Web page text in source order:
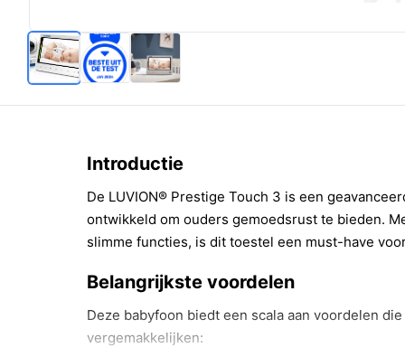
Introductie
De LUVION® Prestige Touch 3 is een
ontwikkeld om ouders gemoedsrust te bieden.
slimme functies, is dit toestel een must-have
Belangrijkste voordelen
Deze babyfoon biedt een scala aan voordelen
vergemakkelijken: